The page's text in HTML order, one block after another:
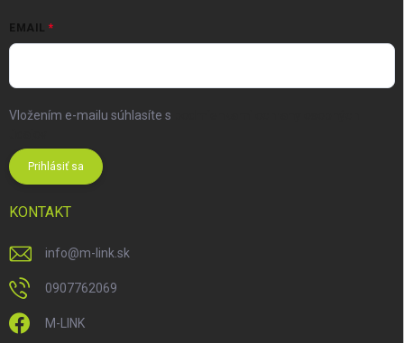
EMAIL
Vložením e-mailu súhlasíte s
Prihlásiť sa
KONTAKT
info@m-link.sk
0907762069
M-LINK